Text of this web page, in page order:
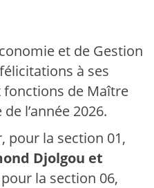
et de Gestion
à ses
fonctions de Maître
l’année 2026.
pour la section 01,
Djolgou et
la section 06,